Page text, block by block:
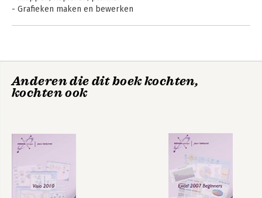
Gevorderd
- Grafieken maken en bewerken
Anderen die dit boek kochten,
kochten ook